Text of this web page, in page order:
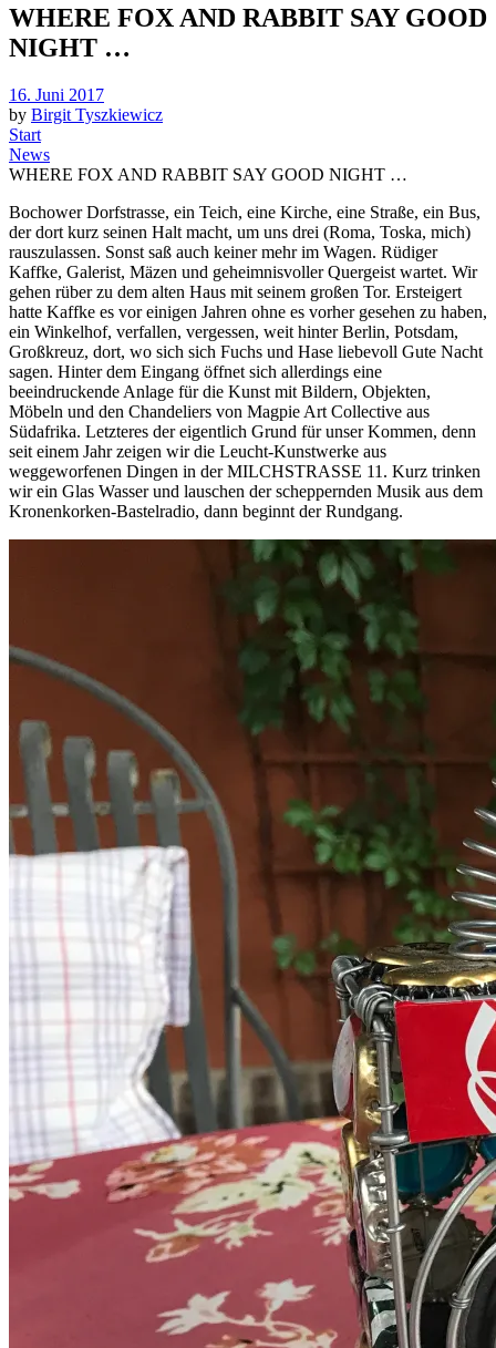
WHERE FOX AND RABBIT SAY GOOD
NIGHT …
Posted
on
16. Juni 2017
by Birgit Tyszkiewicz
Start
News
WHERE FOX AND RABBIT SAY GOOD NIGHT …
Bochower Dorfstrasse, ein Teich, eine Kirche, eine Straße, ein Bus,
der dort kurz seinen Halt macht, um uns drei (Roma, Toska, mich)
rauszulassen. Sonst saß auch keiner mehr im Wagen. Rüdiger
Kaffke, Galerist, Mäzen und geheimnisvoller Quergeist wartet. Wir
gehen rüber zu dem alten Haus mit seinem großen Tor. Ersteigert
hatte Kaffke es vor einigen Jahren ohne es vorher gesehen zu haben,
ein Winkelhof, verfallen, vergessen, weit hinter Berlin, Potsdam,
Großkreuz, dort, wo sich sich Fuchs und Hase liebevoll Gute Nacht
sagen. Hinter dem Eingang öffnet sich allerdings eine
beeindruckende Anlage für die Kunst mit Bildern, Objekten,
Möbeln und den Chandeliers von Magpie Art Collective aus
Südafrika. Letzteres der eigentlich Grund für unser Kommen, denn
seit einem Jahr zeigen wir die Leucht-Kunstwerke aus
weggeworfenen Dingen in der MILCHSTRASSE 11. Kurz trinken
wir ein Glas Wasser und lauschen der scheppernden Musik aus dem
Kronenkorken-Bastelradio, dann beginnt der Rundgang.